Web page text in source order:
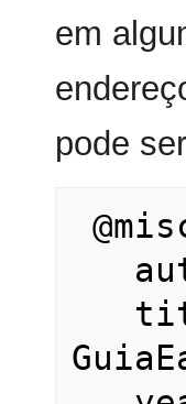
em
pode